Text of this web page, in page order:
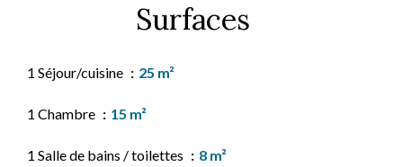
Surfaces
1 Séjour/cuisine 25 m²
1 Chambre 15 m²
1 Salle de bains / toilettes 8 m²